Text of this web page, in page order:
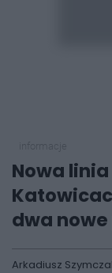
Nowa
dwa
Arkadiusz